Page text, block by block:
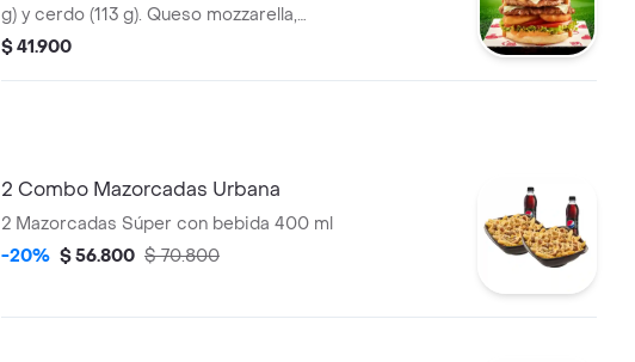
g) y cerdo (113 g). Queso mozzarella,
tocineta, salsa Master de Bary: mayonesa
$ 41.900
2 Combo Mazorcadas Urbana
2 Mazorcadas Súper con bebida 400 ml
-20% $ 56.800 $ 70.800